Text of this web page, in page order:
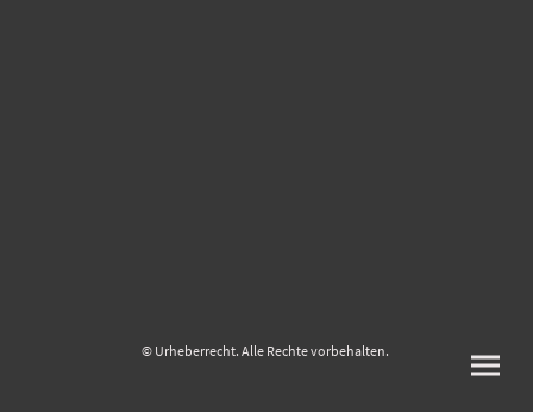
© Urheberrecht. Alle Rechte vorbehalten.